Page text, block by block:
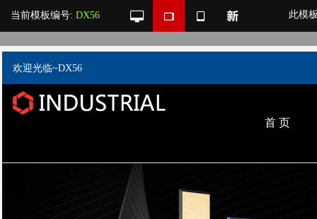
当前模板编号: DX56 此模